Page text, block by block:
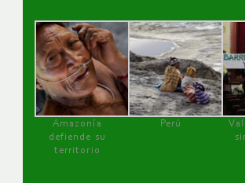
Amazonía
defiende su
territorio
Perú